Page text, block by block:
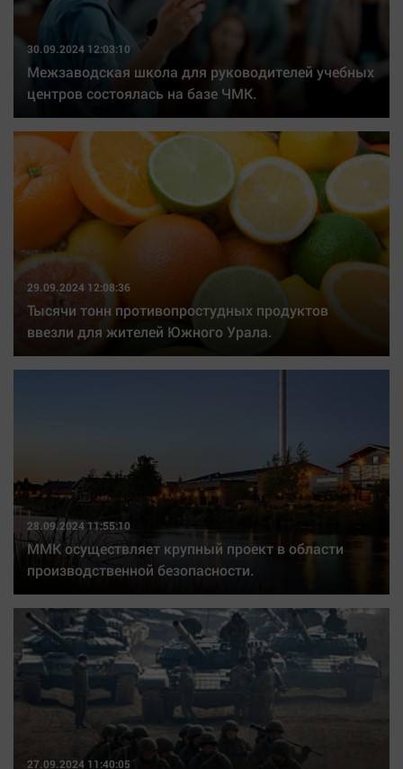
30.09.2024 12:03:10
Межзаводская школа для руководителей учебных
центров состоялась на базе ЧМК.
29.09.2024 12:08:36
Тысячи тонн противопростудных продуктов
ввезли для жителей Южного Урала.
28.09.2024 11:55:10
ММК осуществляет крупный проект в области
производственной безопасности.
27.09.2024 11:40:05